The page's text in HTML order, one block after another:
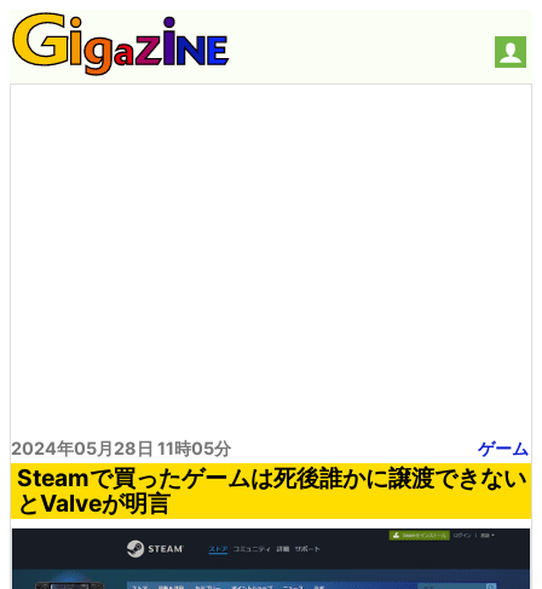
2024年05月28日 11時05分 ゲーム
Steamで買ったゲームは死後誰かに譲渡できない
とValveが明言